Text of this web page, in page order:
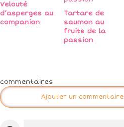
Velouté
d’asperges au
companion
Tartare de
saumon au
fruits de la
passion
commentaires
Ajouter un commentaire